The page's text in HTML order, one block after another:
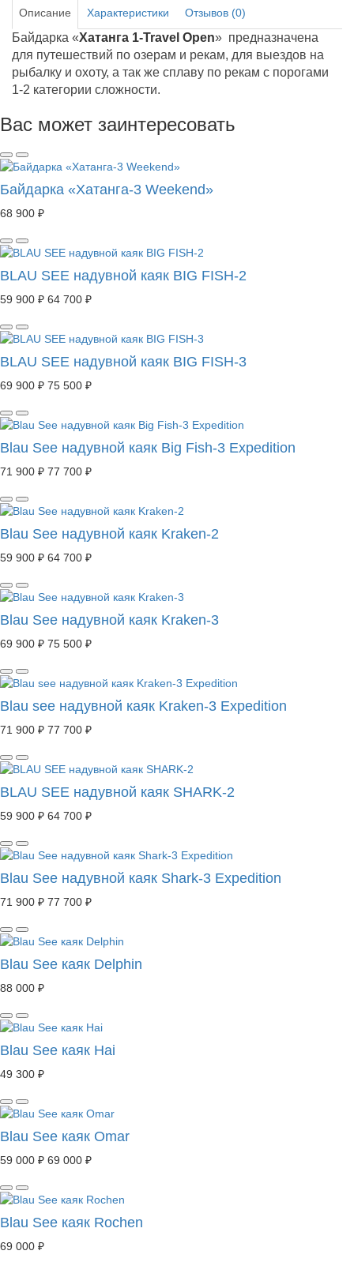
Описание Характеристики Отзывов (0)
Байдарка «Хатанга 1-Travel Open» предназначена
для путешествий по озерам и рекам, для выездов на
рыбалку и охоту, а так же сплаву по рекам с порогами
1-2 категории сложности.
Вас может заинтересовать
Байдарка «Хатанга-3 Weekend»
68 900 ₽
BLAU SEE надувной каяк BIG FISH-2
59 900 ₽ 64 700 ₽
BLAU SEE надувной каяк BIG FISH-3
69 900 ₽ 75 500 ₽
Blau See надувной каяк Big Fish-3 Expedition
71 900 ₽ 77 700 ₽
Blau See надувной каяк Kraken-2
59 900 ₽ 64 700 ₽
Blau See надувной каяк Kraken-3
69 900 ₽ 75 500 ₽
Blau see надувной каяк Kraken-3 Expedition
71 900 ₽ 77 700 ₽
BLAU SEE надувной каяк SHARK-2
59 900 ₽ 64 700 ₽
Blau See надувной каяк Shark-3 Expedition
71 900 ₽ 77 700 ₽
Blau See каяк Delphin
88 000 ₽
Blau See каяк Hai
49 300 ₽
Blau See каяк Omar
59 000 ₽ 69 000 ₽
Blau See каяк Rochen
69 000 ₽